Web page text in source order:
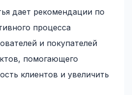
дает рекомендации по
процесса
и покупателей
помогающего
клиентов и увеличить